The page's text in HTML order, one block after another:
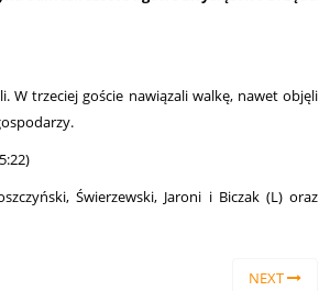
W trzeciej goście nawiązali walkę, nawet objęli
Świerzewski, Jaroni i Biczak (L) oraz
NEXT